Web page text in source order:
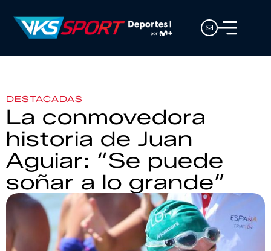
DESTACADAS
La conmovedora
historia de Juan
Aguiar: “Se puede
soñar a lo grande”